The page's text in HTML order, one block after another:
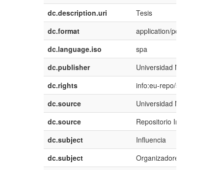
dc.description.uri
Tesis
dc.format
application/pdf
dc.language.iso
spa
dc.publisher
Universidad Nacional del
dc.rights
info:eu-repo/semantics/
dc.source
Universidad Nacional del
dc.source
Repositorio Institucional -
dc.subject
Influencia
dc.subject
Organizadores